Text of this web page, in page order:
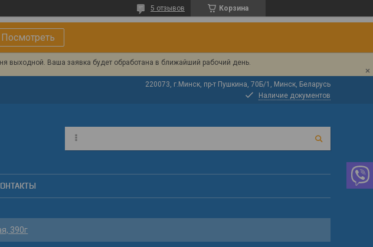
Корзина
5 отзывов
Посмотреть
выходной. Ваша заявка будет обработана в ближайший рабочий день.
220073, г.Минск, пр-т Пушкина, 70Б/1, Минск, Беларусь
Наличие документов
390г